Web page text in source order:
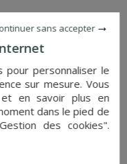
sans accepter
pour personnaliser le
sur mesure. Vous
en savoir plus en
dans le pied de
des cookies".